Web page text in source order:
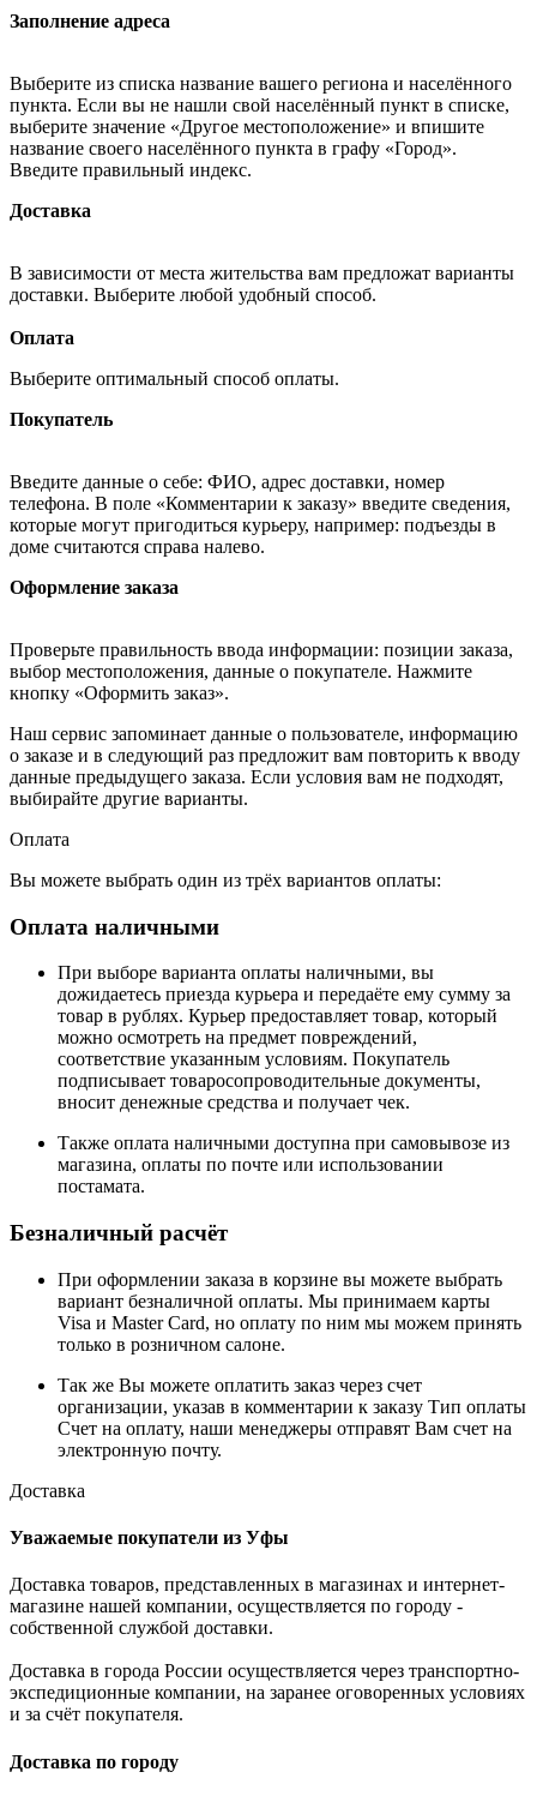
Заполнение адреса
Выберите из списка название вашего региона и населённого
пункта. Если вы не нашли свой населённый пункт в списке,
выберите значение «Другое местоположение» и впишите
название своего населённого пункта в графу «Город».
Введите правильный индекс.
Доставка
В зависимости от места жительства вам предложат варианты
доставки. Выберите любой удобный способ.
Оплата
Выберите оптимальный способ оплаты.
Покупатель
Введите данные о себе: ФИО, адрес доставки, номер
телефона. В поле «Комментарии к заказу» введите сведения,
которые могут пригодиться курьеру, например: подъезды в
доме считаются справа налево.
Оформление заказа
Проверьте правильность ввода информации: позиции заказа,
выбор местоположения, данные о покупателе. Нажмите
кнопку «Оформить заказ».
Наш сервис запоминает данные о пользователе, информацию
о заказе и в следующий раз предложит вам повторить к вводу
данные предыдущего заказа. Если условия вам не подходят,
выбирайте другие варианты.
Оплата
Вы можете выбрать один из трёх вариантов оплаты:
Оплата наличными
При выборе варианта оплаты наличными, вы
дожидаетесь приезда курьера и передаёте ему сумму за
товар в рублях. Курьер предоставляет товар, который
можно осмотреть на предмет повреждений,
соответствие указанным условиям. Покупатель
подписывает товаросопроводительные документы,
вносит денежные средства и получает чек.
Также оплата наличными доступна при самовывозе из
магазина, оплаты по почте или использовании
постамата.
Безналичный расчёт
При оформлении заказа в корзине вы можете выбрать
вариант безналичной оплаты. Мы принимаем карты
Visa и Master Card, но оплату по ним мы можем принять
только в розничном салоне.
Так же Вы можете оплатить заказ через счет
организации, указав в комментарии к заказу Тип оплаты
Счет на оплату, наши менеджеры отправят Вам счет на
электронную почту.
Доставка
Уважаемые покупатели из Уфы
Доставка товаров, представленных в магазинах и интернет-
магазине нашей компании, осуществляется по городу -
собственной службой доставки.
Доставка в города России осуществляется через транспортно-
экспедиционные компании, на заранее оговоренных условиях
и за счёт покупателя.
Доставка по городу